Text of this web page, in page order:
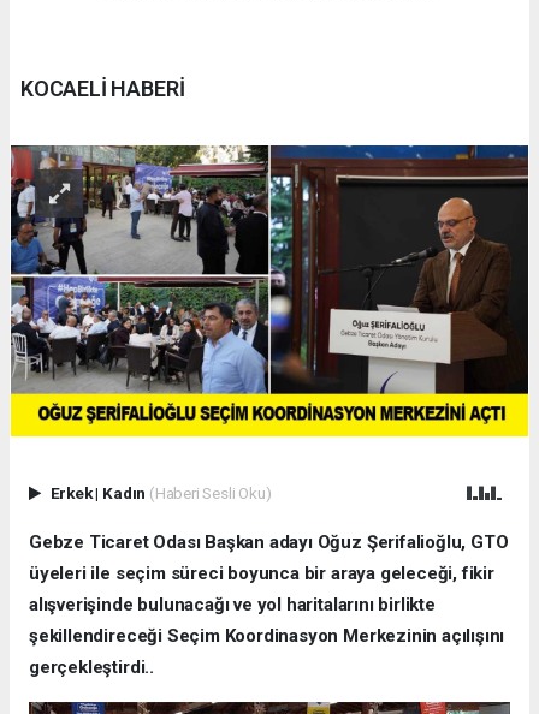
KOCAELİ HABERİ
Erkek| Kadın (Haberi Sesli Oku)
Gebze Ticaret Odası Başkan adayı Oğuz Şerifalioğlu, GTO
üyeleri ile seçim süreci boyunca bir araya geleceği, fikir
alışverişinde bulunacağı ve yol haritalarını birlikte
şekillendireceği Seçim Koordinasyon Merkezinin açılışını
gerçekleştirdi..